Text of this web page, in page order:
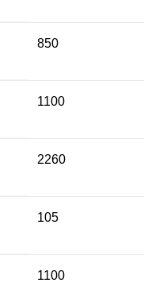
850
1100
2260
105
1100